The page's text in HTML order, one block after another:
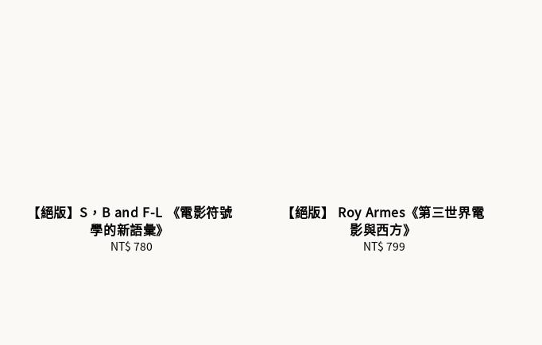
【絕版】S，B and F-L 《電影符號
學的新語彙》
Regular
NT$ 780
【絕版】 Roy Armes《第三世界電
影與西方》
Regular
NT$ 799